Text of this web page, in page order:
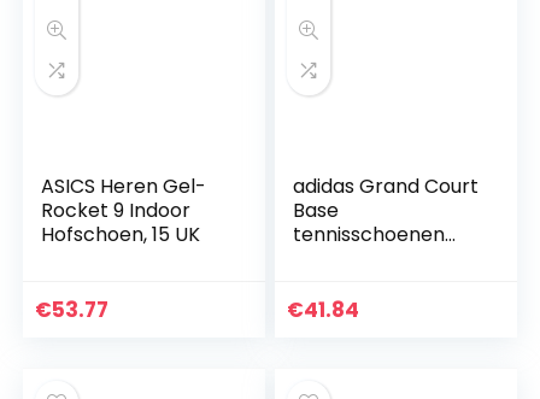
ASICS Heren Gel-
Rocket 9 Indoor
Hofschoen, 15 UK
€53.77
adidas Grand Court
Base
tennisschoenen
€41.84